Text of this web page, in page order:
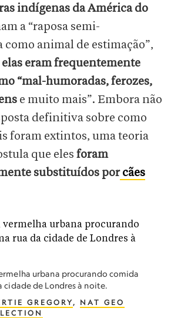
indígenas da América do
a “raposa semi-
como animal de estimação”,
elas eram frequentemente
“mal-humoradas, ferozes,
e muito mais”. Embora não
definitiva sobre como
foram extintos, uma teoria
que eles foram
substituídos porcães
urbana procurando comida
cidade de Londres à noite.
GREGORY, NAT GEO